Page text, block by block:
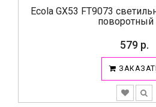
Ecola GX53 FT9073
поворотный
579 р.